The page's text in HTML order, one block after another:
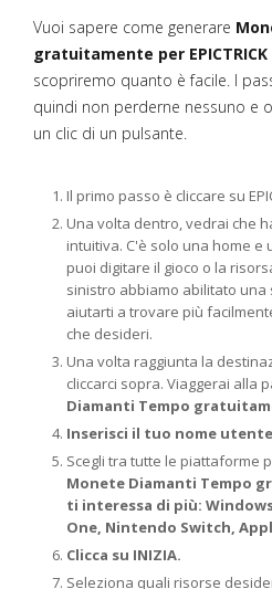
Vuoi sapere come generare
gratuitamente per EPICTRICK
scopriremo quanto è facile. I
quindi non perderne nessuno e
un clic di un pulsante.
Il primo passo è cliccare su
Una volta dentro, vedrai che
intuitiva. C'è solo una home e
puoi digitare il gioco o la
sinistro abbiamo abilitato
aiutarti a trovare più
che desideri.
Una volta raggiunta la
cliccarci sopra. Viaggerai alla
Diamanti Tempo
Inserisci il tuo nome utente
Scegli tra tutte le piattaforme
Monete Diamanti Tempo
ti interessa di più:
One, Nintendo Switch,
Clicca su INIZIA.
Seleziona quali risorse